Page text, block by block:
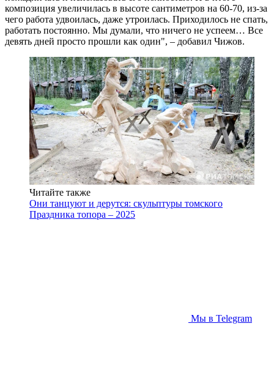
композиция увеличилась в высоте сантиметров на 60-70, из-за
чего работа удвоилась, даже утроилась. Приходилось не спать,
работать постоянно. Мы думали, что ничего не успеем… Все
девять дней просто прошли как один", – добавил Чижов.
Читайте также
Они танцуют и дерутся: скульптуры томского
Праздника топора – 2025
Мы в Telegram